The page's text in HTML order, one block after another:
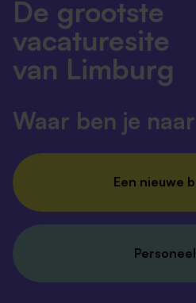
De grootste
vacaturesite
van Limburg
Waar ben je
Een nieuwe
Personeel